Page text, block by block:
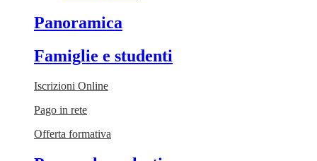
Panoramica
Famiglie e studenti
Iscrizioni Online
Pago in rete
Offerta formativa